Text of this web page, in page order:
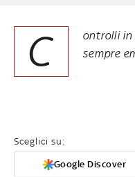
C
ontrolli in
sempre
Sceglici su:
Google Discover